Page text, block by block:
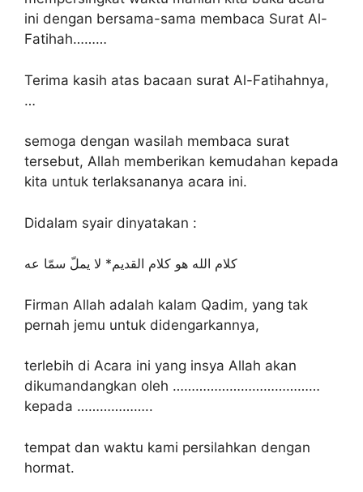
ini dengan bersama-sama membaca Surat Al-
Fatihah………
Terima kasih atas bacaan surat Al-Fatihahnya,
…
semoga dengan wasilah membaca surat
tersebut, Allah memberikan kemudahan kepada
kita untuk terlaksananya acara ini.
Didalam syair dinyatakan :
كلام الله هو كلام القديم* لا يملّ سمّا عه
Firman Allah adalah kalam Qadim, yang tak
pernah jemu untuk didengarkannya,
terlebih di Acara ini yang insya Allah akan
dikumandangkan oleh …………………………………
kepada ………………..
tempat dan waktu kami persilahkan dengan
hormat.